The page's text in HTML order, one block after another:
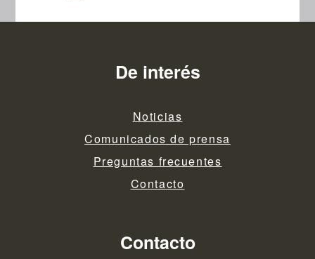
PAZ
De interés
Noticias
Comunicados de prensa
Preguntas frecuentes
Contacto
Contacto